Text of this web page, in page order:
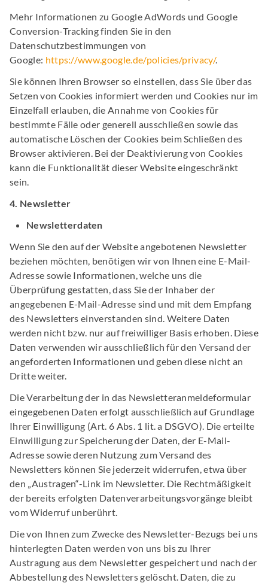
Mehr Informationen zu Google AdWords und Google
Conversion-Tracking finden Sie in den
Datenschutzbestimmungen von
Google: https://www.google.de/policies/privacy/.
Sie können Ihren Browser so einstellen, dass Sie über das
Setzen von Cookies informiert werden und Cookies nur im
Einzelfall erlauben, die Annahme von Cookies für
bestimmte Fälle oder generell ausschließen sowie das
automatische Löschen der Cookies beim Schließen des
Browser aktivieren. Bei der Deaktivierung von Cookies
kann die Funktionalität dieser Website eingeschränkt
sein.
4. Newsletter
Newsletterdaten
Wenn Sie den auf der Website angebotenen Newsletter
beziehen möchten, benötigen wir von Ihnen eine E-Mail-
Adresse sowie Informationen, welche uns die
Überprüfung gestatten, dass Sie der Inhaber der
angegebenen E-Mail-Adresse sind und mit dem Empfang
des Newsletters einverstanden sind. Weitere Daten
werden nicht bzw. nur auf freiwilliger Basis erhoben. Diese
Daten verwenden wir ausschließlich für den Versand der
angeforderten Informationen und geben diese nicht an
Dritte weiter.
Die Verarbeitung der in das Newsletteranmeldeformular
eingegebenen Daten erfolgt ausschließlich auf Grundlage
Ihrer Einwilligung (Art. 6 Abs. 1 lit. a DSGVO). Die erteilte
Einwilligung zur Speicherung der Daten, der E-Mail-
Adresse sowie deren Nutzung zum Versand des
Newsletters können Sie jederzeit widerrufen, etwa über
den „Austragen“-Link im Newsletter. Die Rechtmäßigkeit
der bereits erfolgten Datenverarbeitungsvorgänge bleibt
vom Widerruf unberührt.
Die von Ihnen zum Zwecke des Newsletter-Bezugs bei uns
hinterlegten Daten werden von uns bis zu Ihrer
Austragung aus dem Newsletter gespeichert und nach der
Abbestellung des Newsletters gelöscht. Daten, die zu